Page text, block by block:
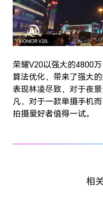
荣耀V20以强大的4800
算法优化，带来了强大
表现林凌尽致，对于夜
凡，对于一款单摄手机
拍摄爱好者值得一试。
相